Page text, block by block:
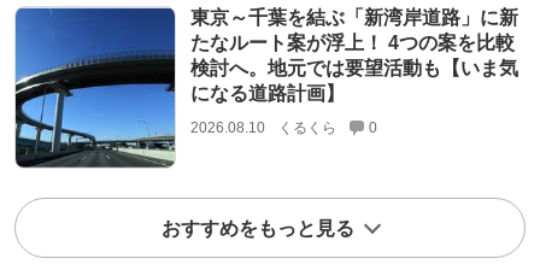
東京～千葉を結ぶ「新湾岸道路」に新
たなルート案が浮上！ 4つの案を比較
検討へ。地元では要望活動も【いま気
になる道路計画】
2026.08.10 くるくら 0
おすすめをもっと見る